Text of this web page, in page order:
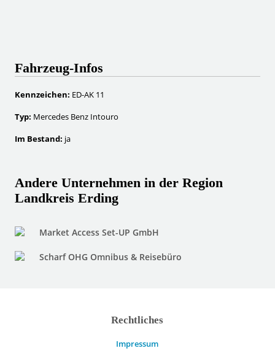
Fahrzeug-Infos
Kennzeichen: ED-AK 11
Typ: Mercedes Benz Intouro
Im Bestand: ja
Andere Unternehmen in der Region
Landkreis Erding
Market Access Set-UP GmbH
Scharf OHG Omnibus & Reisebüro
Rechtliches
Impressum